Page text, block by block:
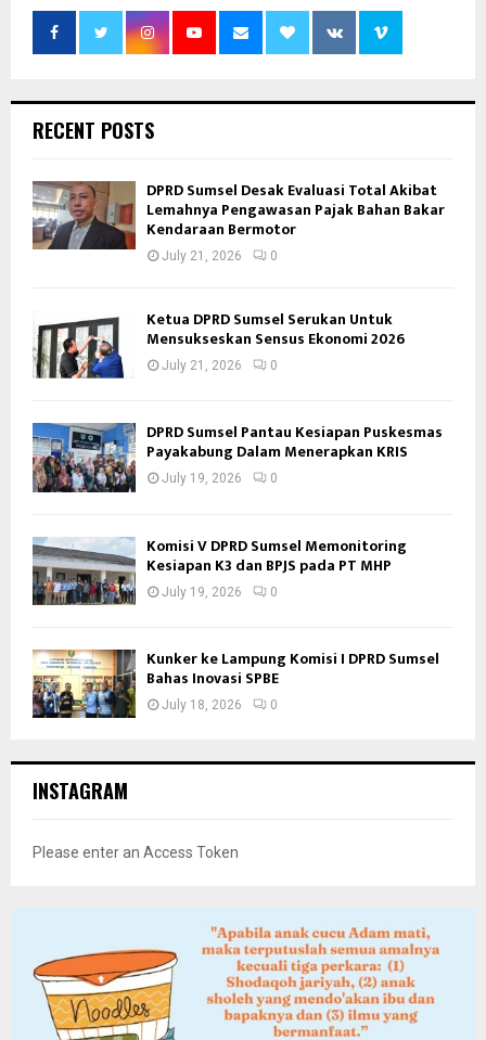
RECENT POSTS
DPRD Sumsel Desak Evaluasi Total Akibat
Lemahnya Pengawasan Pajak Bahan Bakar
Kendaraan Bermotor
July 21, 2026 0
Ketua DPRD Sumsel Serukan Untuk
Mensukseskan Sensus Ekonomi 2026
July 21, 2026 0
DPRD Sumsel Pantau Kesiapan Puskesmas
Payakabung Dalam Menerapkan KRIS
July 19, 2026 0
Komisi V DPRD Sumsel Memonitoring
Kesiapan K3 dan BPJS pada PT MHP
July 19, 2026 0
Kunker ke Lampung Komisi I DPRD Sumsel
Bahas Inovasi SPBE
July 18, 2026 0
INSTAGRAM
Please enter an Access Token